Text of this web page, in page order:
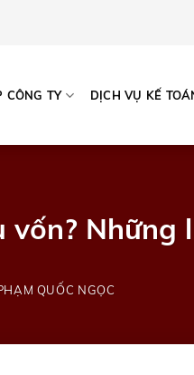
CÔNG TY DỊCH VỤ KẾ
Những
QUỐC NGỌC